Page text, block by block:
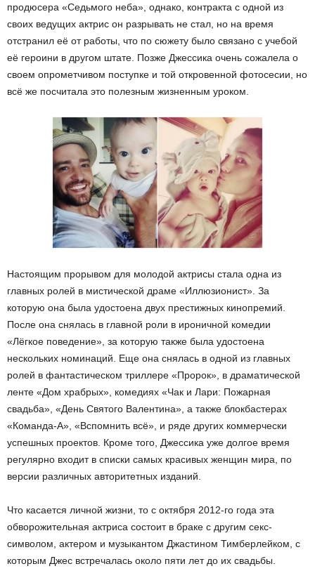
продюсера «Седьмого неба», однако, контракта с одной из
своих ведущих актрис он разрывать не стал, но на время
отстранил её от работы, что по сюжету было связано с учебой
её героини в другом штате. Позже Джессика очень сожалела о
своем опрометчивом поступке и той откровенной фотосесии, но
всё же посчитала это полезным жизненным уроком.
Настоящим прорывом для молодой актрисы стала одна из
главных ролей в мистической драме «Иллюзионист». За
которую она была удостоена двух престижных кинопремий.
После она снялась в главной роли в ироничной комедии
«Лёгкое поведение», за которую также была удостоена
нескольких номинаций. Еще она снялась в одной из главных
ролей в фантастическом триллере «Пророк», в драматической
ленте «Дом храбрых», комедиях «Чак и Лари: Пожарная
свадьба», «День Святого Валентина», а также блокбастерах
«Команда-А», «Вспомнить всё», и ряде других коммерчески
успешных проектов. Кроме того, Джессика уже долгое время
регулярно входит в списки самых красивых женщин мира, по
версии различных авторитетных изданий.
Что касается личной жизни, то с октября 2012-го года эта
обворожительная актриса состоит в браке с другим секс-
символом, актером и музыкантом Джастином Тимберлейком, с
которым Джес встречалась около пяти лет до их свадьбы.